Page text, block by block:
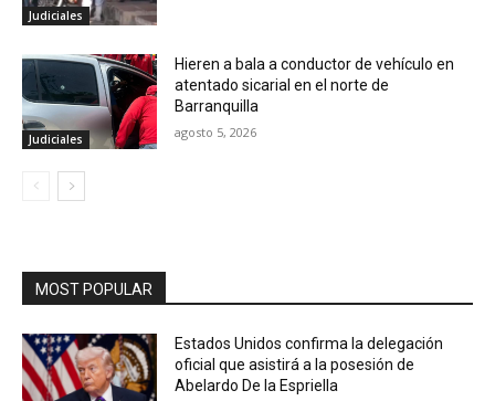
Judiciales
Judiciales
Hieren a bala a conductor de vehículo en
atentado sicarial en el norte de
Barranquilla
agosto 5, 2026
MOST POPULAR
Estados Unidos confirma la delegación
oficial que asistirá a la posesión de
Abelardo De la Espriella